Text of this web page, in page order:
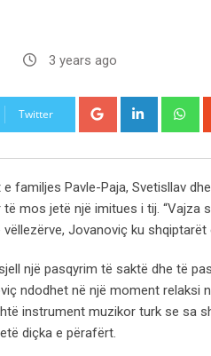
3 years ago
Twitter Google+ LinkedIn
familjes Pavle-Paja, Svetisllav
mos jetë një imitues i tij.
Jovanoviç ku
një pasqyrim të saktë dhe të
ndodhet në një moment relaksi
instrument muzikor turk se sa
diçka e përafërt.